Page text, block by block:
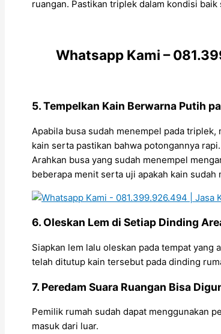
ruangan. Pastikan triplek dalam kondisi
Whatsapp Kami –
5. Tempelkan Kain Berwarna Putih
Apabila busa sudah menempel pada
kain serta pastikan bahwa potongannya rapi.
Arahkan busa yang sudah menempel
beberapa menit serta uji apakah kain
6. Oleskan Lem di Setiap Dinding
Siapkan lem lalu oleskan pada tempat yang
telah ditutup kain tersebut pada dinding
7. Peredam Suara Ruangan Bisa
Pemilik rumah sudah dapat menggunakan
masuk dari luar.